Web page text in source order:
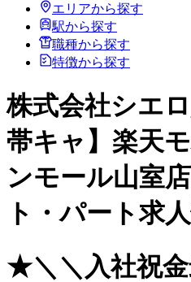
エリアから探す
駅から探す
職種から探す
特徴から探す
株式会社シエ
帯キャ】楽天
ンモール山室
ト・パート求
★＼＼入社祝金